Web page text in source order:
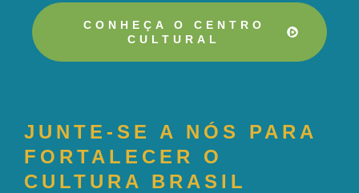
CONHEÇA O CENTRO
CULTURAL
JUNTE-SE A NÓS PARA
FORTALECER O
CULTURA BRASIL